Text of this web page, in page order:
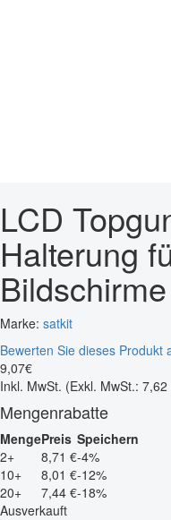
LCD
Halterung
Marke: satkit
Bewerten Sie dieses Produkt
9,07€
Inkl. MwSt. (Exkl. MwSt.: 7,62
Mengenrabatte
MengePreis Speichern
2+
8,71 €-4%
10+
8,01 €-12%
20+
7,44 €-18%
Ausverkauft